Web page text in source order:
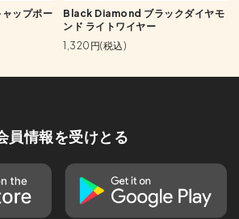
ップポー
Black Diamond ブラックダイヤモ
ンド ライトワイヤー
1,320円(税込)
員情報を受けとる